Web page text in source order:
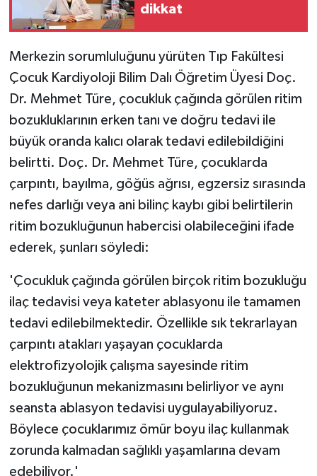
dikkat
Merkezin sorumluluğunu yürüten Tıp Fakültesi
Çocuk Kardiyoloji Bilim Dalı Öğretim Üyesi Doç.
Dr. Mehmet Türe, çocukluk çağında görülen ritim
bozukluklarının erken tanı ve doğru tedavi ile
büyük oranda kalıcı olarak tedavi edilebildiğini
belirtti. Doç. Dr. Mehmet Türe, çocuklarda
çarpıntı, bayılma, göğüs ağrısı, egzersiz sırasında
nefes darlığı veya ani bilinç kaybı gibi belirtilerin
ritim bozukluğunun habercisi olabileceğini ifade
ederek, şunları söyledi:
'Çocukluk çağında görülen birçok ritim bozukluğu
ilaç tedavisi veya kateter ablasyonu ile tamamen
tedavi edilebilmektedir. Özellikle sık tekrarlayan
çarpıntı atakları yaşayan çocuklarda
elektrofizyolojik çalışma sayesinde ritim
bozukluğunun mekanizmasını belirliyor ve aynı
seansta ablasyon tedavisi uygulayabiliyoruz.
Böylece çocuklarımız ömür boyu ilaç kullanmak
zorunda kalmadan sağlıklı yaşamlarına devam
edebiliyor.'
SİYASET
SPOR HABERLERİ
TEKNOLOJİ
Turizm
ÜLKE GÜNDEMİ
YAŞAM
YEREL
Yerel Haberler